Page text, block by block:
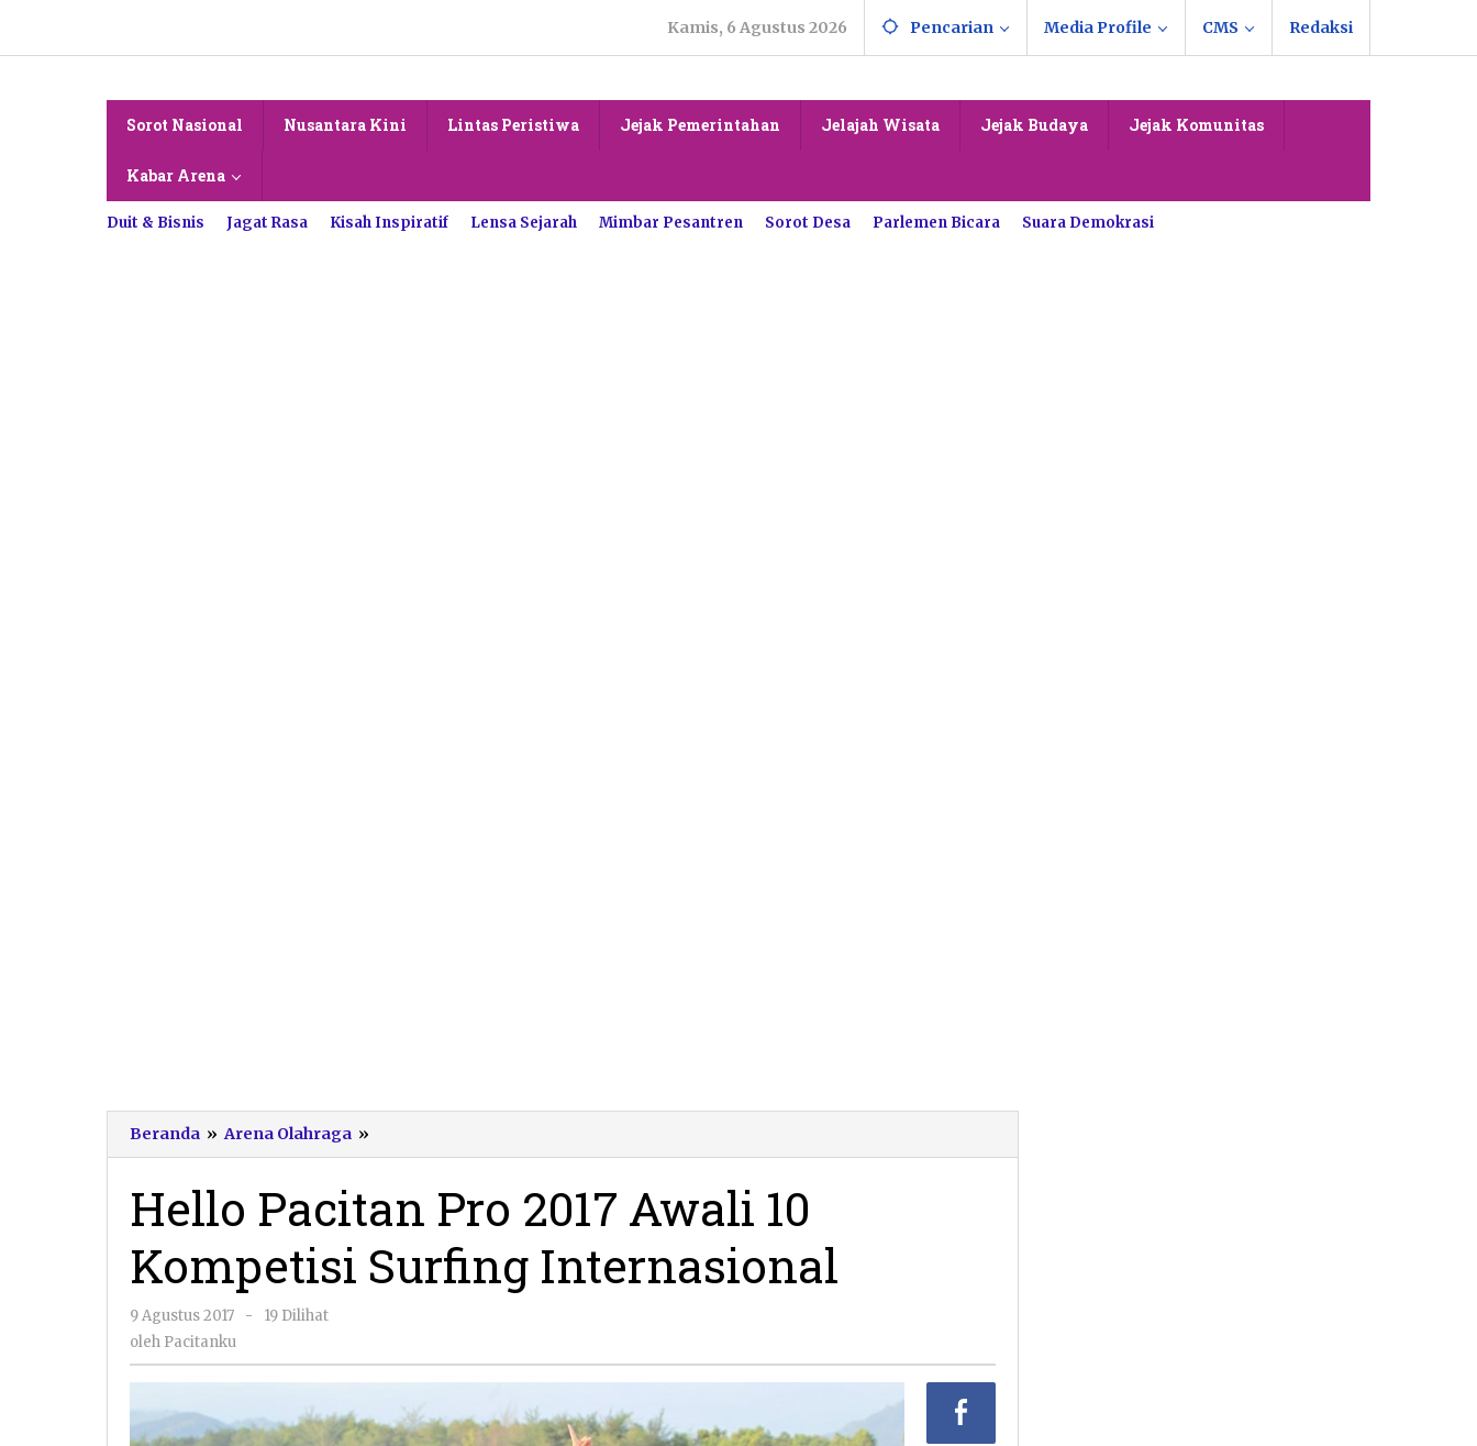
konten
Kamis, 6 Agustus 2026 Pencarian Media Profile CMS Redaksi
Sorot Nasional Nusantara Kini Lintas Peristiwa Jejak Pemerintahan Jelajah Wisata Jejak Budaya Jejak Komunitas
Kabar Arena
Duit & Bisnis Jagat Rasa Kisah Inspiratif Lensa Sejarah Mimbar Pesantren Sorot Desa Parlemen Bicara Suara Demokrasi
Beranda » Arena Olahraga »
Pacitan
2017
Awali
10
Kompetisi
Hello Pacitan Pro 2017 Awali 10
Kompetisi Surfing Internasional
9 Agustus 2017
oleh
-
19 Dilihat
oleh Pacitanku